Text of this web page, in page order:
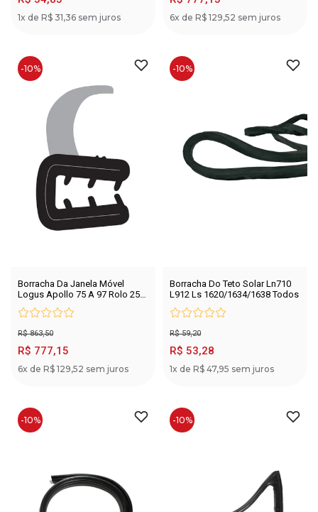
1x de R$ 31,36 sem juros 6x de R$ 129,52 sem juros
-10%
Borracha Da Janela Móvel
Logus Apollo 75 A 97 Rolo 25
mts
R$ 863,50
R$ 777,15
6x de R$ 129,52 sem juros
-10%
Borracha Do Teto Solar Ln710
L912 Ls 1620/1634/1638 Todos
R$ 59,20
R$ 53,28
1x de R$ 47,95 sem juros
-10% -10%